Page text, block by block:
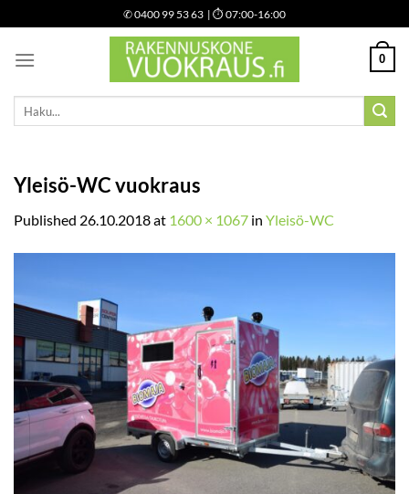
to
content
✆0400 99 53 63 | ⏱ 07:00-16:00
0
Etsi:
Yleisö-WC vuokraus
Published 26.10.2018at 1600 × 1067 in Yleisö-WC